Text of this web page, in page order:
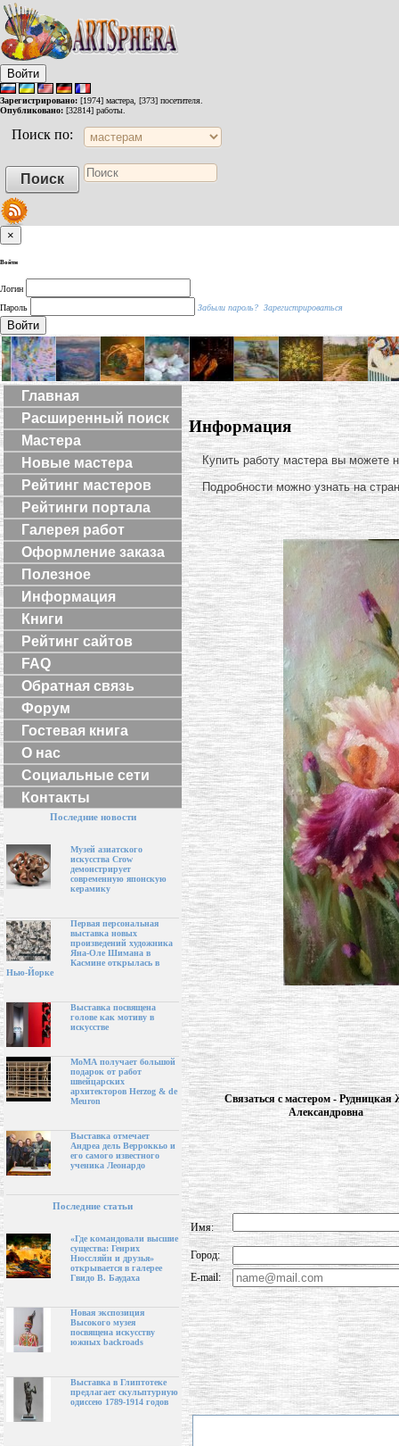
Войти
Зарегистрировано: [1974] мастера, [373] посетителя.
Опубликовано: [32814] работы.
Поиск по:
×
Войти
Логин
Пароль
Забыли пароль? Зарегистрироваться
Войти
Главная
Расширенный поиск
Мастера
Новые мастера
Рейтинг мастеров
Рейтинги портала
Галерея работ
Оформление заказа
Полезное
Информация
Книги
Рейтинг сайтов
FAQ
Обратная связь
Форум
Гостевая книга
О нас
Социальные сети
Контакты
Последние новости
Музей азиатского
искусства Crow
демонстрирует
современную японскую
керамику
Первая персональная
выставка новых
произведений художника
Яна-Оле Шимана в
Касмине открылась в
Нью-Йорке
Выставка посвящена
голове как мотиву в
искусстве
МоМА получает большой
подарок от работ
швейцарских
архитекторов Herzog & de
Meuron
Выставка отмечает
Андреа дель Верроккьо и
его самого известного
ученика Леонардо
Последние статьи
«Где командовали высшие
существа: Генрих
Нюссляйн и друзья»
открывается в галерее
Гвидо В. Баудаха
Новая экспозиция
Высокого музея
посвящена искусству
южных backroads
Выставка в Глиптотеке
предлагает скульптурную
одиссею 1789-1914 годов
Информация
Купить работу мастера вы можете
Подробности можно узнать на
Связаться с мастером - Рудницкая
Александровна
Имя:
Город:
E-mail: